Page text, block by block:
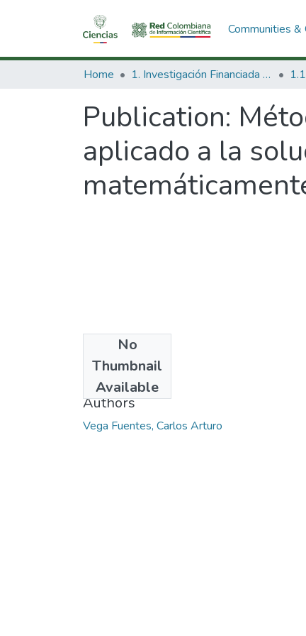
Communities &
Home 1. Investigación Financiada con Recursos Públicos
Publication:
aplicado a la
No
Thumbnail
Available
2015-01
Authors
Vega Fuentes, Carlos Arturo